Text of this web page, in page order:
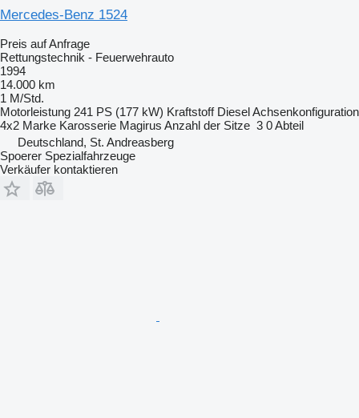
Mercedes-Benz 1524
Preis auf Anfrage
Rettungstechnik - Feuerwehrauto
1994
14.000 km
1 M/Std.
Motorleistung 241 PS (177 kW) Kraftstoff DieselAchsenkonfiguration
4x2 Marke Karosserie Magirus Anzahl der Sitze 3 0 Abteil
Deutschland, St. Andreasberg
Spoerer Spezialfahrzeuge
Verkäufer kontaktieren